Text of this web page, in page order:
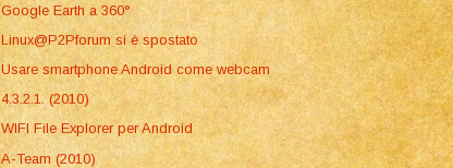
Google Earth a 360°
Linux@P2Pforum si è spostato
Usare smartphone Android come webcam
4.3.2.1. (2010)
WIFI File Explorer per Android
A-Team (2010)